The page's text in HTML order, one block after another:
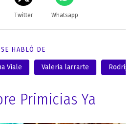
Twitter Whatsapp
SE HABLÓ DE
Viale Valeria larrarte
Primicias Ya